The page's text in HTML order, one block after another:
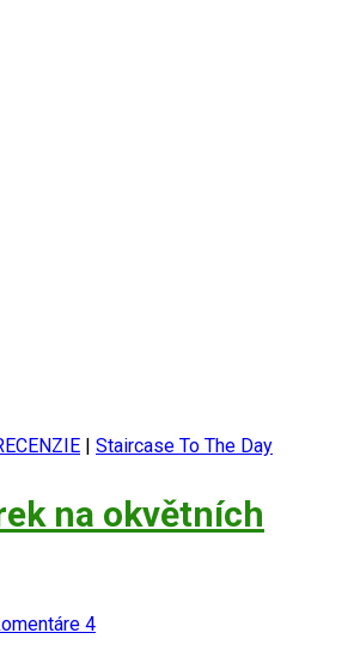
| Staircase To The Day
na okvětních
4